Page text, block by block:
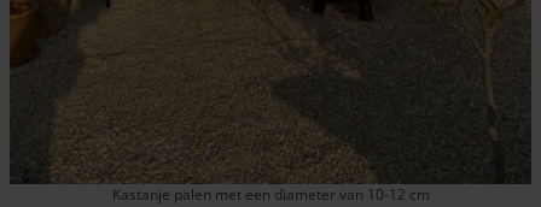
Kastanje palen met een diameter van 10-12 cm